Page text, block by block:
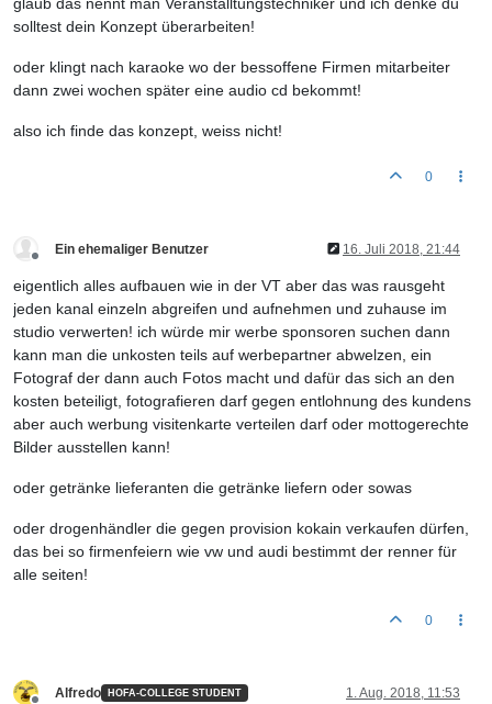
solltest dein Konzept überarbeiten!
oder klingt nach karaoke wo der bessoffene Firmen mitarbeiter
dann zwei wochen später eine audio cd bekommt!
also ich finde das konzept, weiss nicht!
0
Ein ehemaliger Benutzer 16. Juli 2018, 21:44
eigentlich alles aufbauen wie in der VT aber das was rausgeht
jeden kanal einzeln abgreifen und aufnehmen und zuhause im
studio verwerten! ich würde mir werbe sponsoren suchen dann
kann man die unkosten teils auf werbepartner abwelzen, ein
Fotograf der dann auch Fotos macht und dafür das sich an den
kosten beteiligt, fotografieren darf gegen entlohnung des kundens
aber auch werbung visitenkarte verteilen darf oder mottogerechte
Bilder ausstellen kann!
oder getränke lieferanten die getränke liefern oder sowas
oder drogenhändler die gegen provision kokain verkaufen dürfen,
das bei so firmenfeiern wie vw und audi bestimmt der renner für
alle seiten!
0
Alfredo HOFA-COLLEGE STUDENT 1. Aug. 2018, 11:53